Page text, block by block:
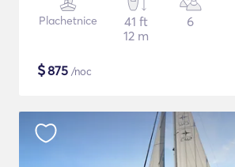
Plachetnice
41 ft
12 m
6
$875 /noc